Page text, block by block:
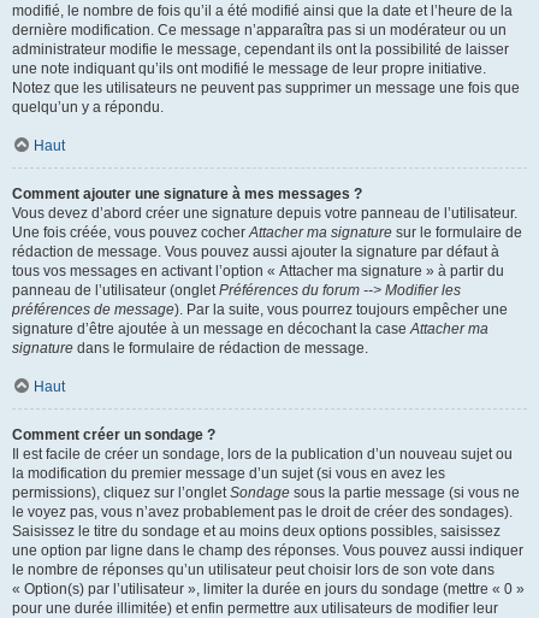
modifié, le nombre de fois qu’il a été modifié ainsi que la date et l’heure de la
dernière modification. Ce message n’apparaîtra pas si un modérateur ou un
administrateur modifie le message, cependant ils ont la possibilité de laisser
une note indiquant qu’ils ont modifié le message de leur propre initiative.
Notez que les utilisateurs ne peuvent pas supprimer un message une fois que
quelqu’un y a répondu.
Haut
Comment ajouter une signature à mes messages ?
Vous devez d’abord créer une signature depuis votre panneau de l’utilisateur.
Une fois créée, vous pouvez cocherAttacher ma signature sur le formulaire de
rédaction de message. Vous pouvez aussi ajouter la signature par défaut à
tous vos messages en activant l’option « Attacher ma signature » à partir du
panneau de l’utilisateur (ongletPréférences du forum --> Modifier les
préférences de message). Par la suite, vous pourrez toujours empêcher une
signature d’être ajoutée à un message en décochant la caseAttacher ma
signature dans le formulaire de rédaction de message.
Haut
Comment créer un sondage ?
Il est facile de créer un sondage, lors de la publication d’un nouveau sujet ou
la modification du premier message d’un sujet (si vous en avez les
permissions), cliquez sur l’ongletSondage sous la partie message (si vous ne
le voyez pas, vous n’avez probablement pas le droit de créer des sondages).
Saisissez le titre du sondage et au moins deux options possibles, saisissez
une option par ligne dans le champ des réponses. Vous pouvez aussi indiquer
le nombre de réponses qu’un utilisateur peut choisir lors de son vote dans
« Option(s) par l’utilisateur », limiter la durée en jours du sondage (mettre « 0 »
pour une durée illimitée) et enfin permettre aux utilisateurs de modifier leur